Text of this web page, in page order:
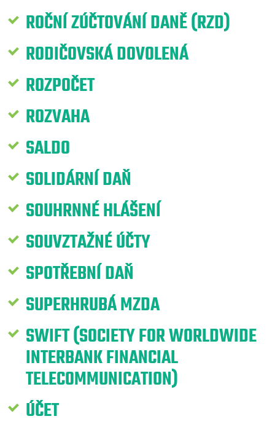
ROČNÍ ZÚČTOVÁNÍ DANĚ (RZD)
RODIČOVSKÁ DOVOLENÁ
ROZPOČET
ROZVAHA
SALDO
SOLIDÁRNÍ DAŇ
SOUHRNNÉ HLÁŠENÍ
SOUVZTAŽNÉ ÚČTY
SPOTŘEBNÍ DAŇ
SUPERHRUBÁ MZDA
SWIFT (SOCIETY FOR WORLDWIDE
INTERBANK FINANCIAL
TELECOMMUNICATION)
ÚČET